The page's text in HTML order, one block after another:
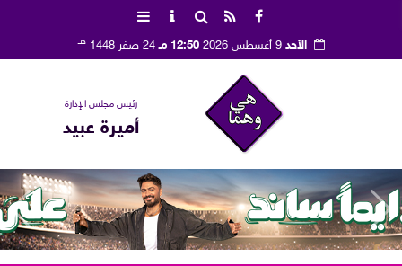
الأحد9 أغسطس 2026 12:50 مـ 24 صفر 1448 هـ
رئيس مجلس الإدارة
أميرة عبيد